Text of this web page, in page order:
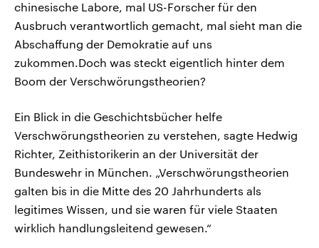
chinesische Labore, mal US-Forscher für den
Ausbruch verantwortlich gemacht, mal sieht man die
Abschaffung der Demokratie auf uns
zukommen.Doch was steckt eigentlich hinter dem
Boom der Verschwörungstheorien?
Ein Blick in die Geschichtsbücher helfe
Verschwörungstheorien zu verstehen, sagte Hedwig
Richter, Zeithistorikerin an der Universität der
Bundeswehr in München. „Verschwörungstheorien
galten bis in die Mitte des 20 Jahrhunderts als
legitimes Wissen, und sie waren für viele Staaten
wirklich handlungsleitend gewesen.“